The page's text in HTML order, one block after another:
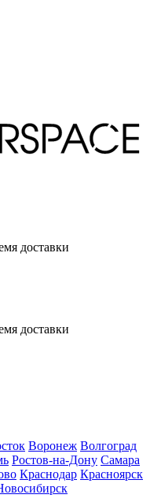
доставки
доставки
Воронеж Волгоград
Ростов-на-Дону Самара
Краснодар Красноярск